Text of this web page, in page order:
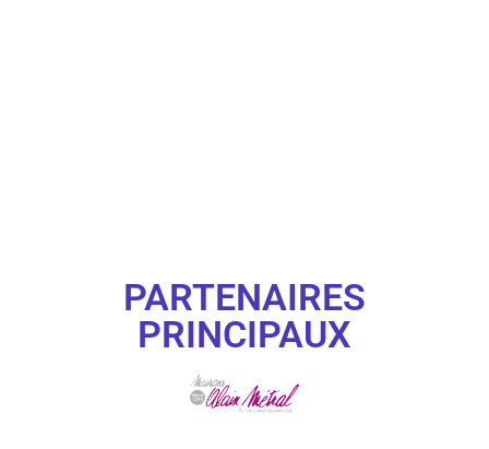
PARTENAIRES
PRINCIPAUX